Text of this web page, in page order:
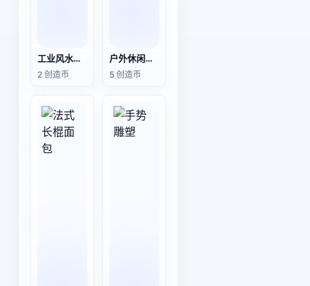
工业风水泥空心砖木板组合置物架电视柜3D模型
2 创造币
户外休闲遮阳伞桌椅组合的3D模型
5 创造币